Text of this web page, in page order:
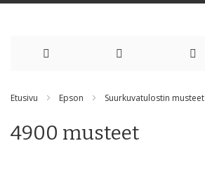
Content
Etusivu Epson Suurkuvatulostin musteet
4900 musteet